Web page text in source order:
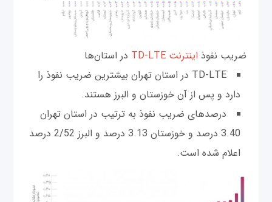
ضریب نفوذ اینترنت TD-LTE
در استان‌ها
TD-LTE در استان تهران بیشترین ضریب نفوذ را
دارد و پس از آن خوزستان و البرز هستند.
درصدهای ضریب نفوذ به ترتیب در استان تهران
3.40 درصد و خوزستان 3.13 درصد و البرز 2/52 درصد
اعلام شده است.